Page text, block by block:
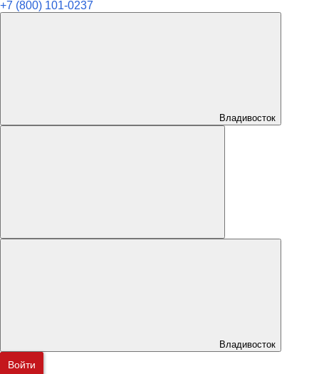
+7 (800) 101-0237
Владивосток
Владивосток
Войти